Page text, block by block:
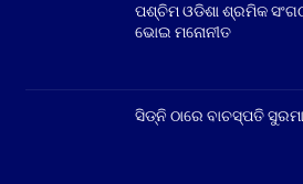
ପଶ୍ଚିମ ଓଡିଶା ଶ୍ରମିକ
ଭୋଇ ମନୋନୀତ
ସିଡ୍‌ନି ଠାରେ ବାଚସ୍ପତି ସୁରମା